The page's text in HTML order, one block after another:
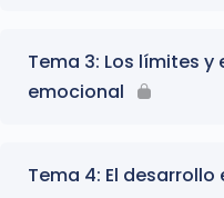
Tema 3: Los límites
emocional
Tema 4: El